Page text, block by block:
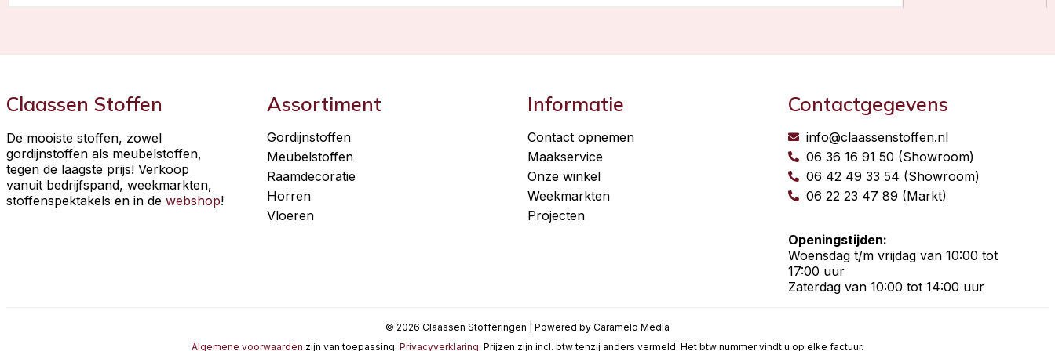
Claassen Stoffen
De mooiste stoffen, zowel
gordijnstoffen als meubelstoffen,
tegen de laagste prijs! Verkoop
vanuit bedrijfspand, weekmarkten,
stoffenspektakels en in de webshop!
Assortiment
Gordijnstoffen
Meubelstoffen
Raamdecoratie
Horren
Vloeren
Informatie
Contact opnemen
Maakservice
Onze winkel
Weekmarkten
Projecten
Contactgegevens
info@claassenstoffen.nl
06 36 16 91 50 (Showroom)
06 42 49 33 54 (Showroom)
06 22 23 47 89 (Markt)
Openingstijden:
Woensdag t/m vrijdag van 10:00 tot
17:00 uur
Zaterdag van 10:00 tot 14:00 uur
© 2026 Claassen Stofferingen | Powered by Caramelo Media
Algemene voorwaarden zijn van toepassing. Privacyverklaring. Prijzen zijn incl. btw tenzij anders vermeld. Het btw nummer vindt u op elke factuur.